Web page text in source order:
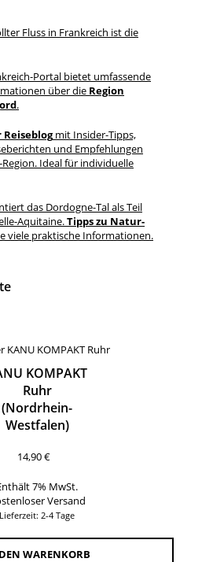
Fluss in Frankreich ist die
Portal bietet umfassende
über die Region
.
mit Insider-Tipps,
und Empfehlungen
Ideal für individuelle
das Dordogne-Tal als Teil
Aquitaine.Tipps zu Natur-
viele praktische Informationen.
KOMPAKT
Ruhr
(Nordrhein-
Westfalen)
14,90€
7% MwSt.
Versand
Lieferzeit: 2-4 Tage
WARENKORB